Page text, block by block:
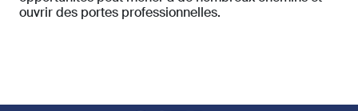
ouvrir des portes professionnelles.